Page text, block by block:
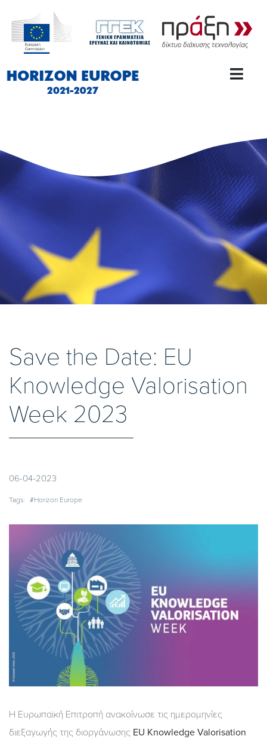
Save the Date: EU
Knowledge Valorisation
Week 2023
06-04-2023
Tags: #Horizon Europe
Η Ευρωπαϊκή Επιτροπή ανακοίνωσε τις ημερομηνίες
διεξαγωγής της διοργάνωσης EU Knowledge Valorisation